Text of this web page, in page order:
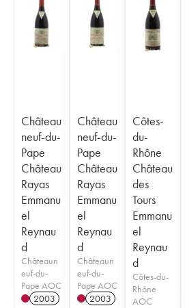
Château
neuf-du-
Pape
Château
Rayas
Emmanu
el
Reynau
d
Châteaun
euf-du-
Pape AOC
2003
Château
neuf-du-
Pape
Château
Rayas
Emmanu
el
Reynau
d
Châteaun
euf-du-
Pape AOC
2003
Côtes-
du-
Rhône
Château
des
Tours
Emmanu
el
Reynau
d
Côtes-du-
Rhône
AOC